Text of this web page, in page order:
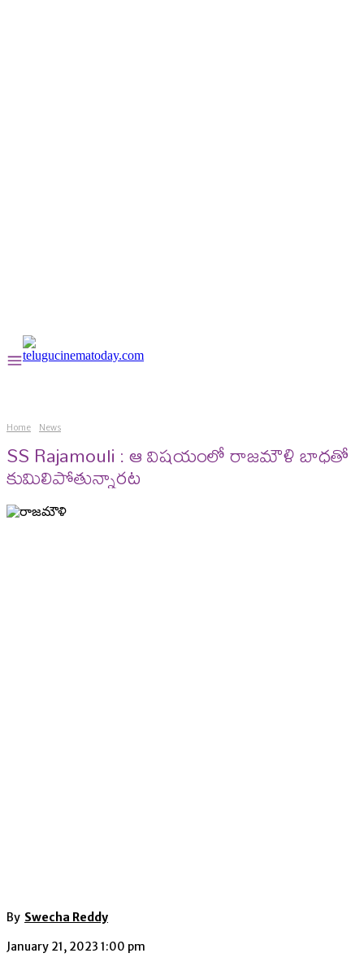
Home News
SS Rajamouli : ఆ విషయంలో రాజమౌళి బాధతో
కుమిలిపోతున్నారట
By Swecha Reddy
January 21, 2023 1:00 pm